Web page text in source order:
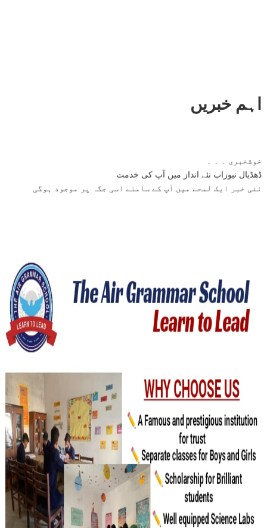
اہم خبریں
ڈھڈیال نیوزاب نئے انداز میں آپ کی خدمت
نئی خبر ایک لمحے میں آپ کے سامنے اسی جگہ پر موجود ہوگی